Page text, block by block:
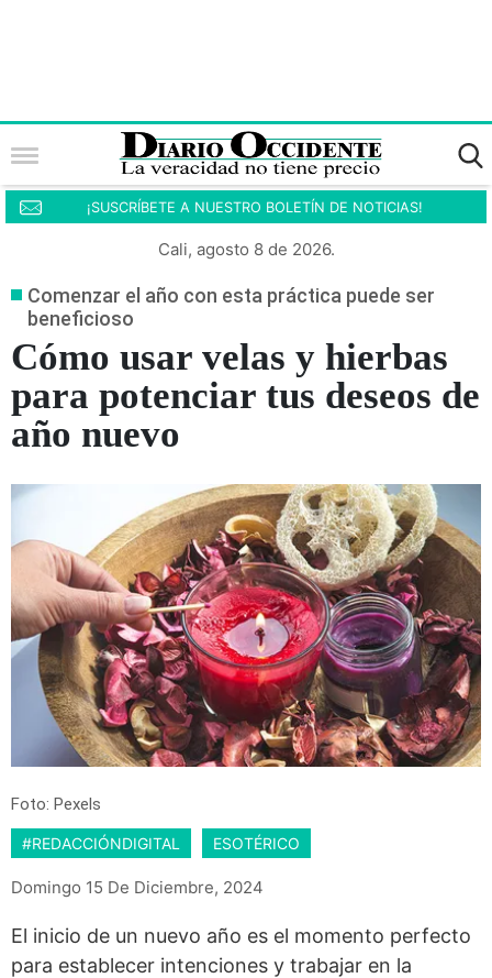
¡SUSCRÍBETE A NUESTRO BOLETÍN DE NOTICIAS!
Cali, agosto 8 de 2026.
Comenzar el año con esta práctica puede ser
beneficioso
Cómo usar velas y hierbas
para potenciar tus deseos de
año nuevo
Foto: Pexels
#REDACCIÓNDIGITAL ESOTÉRICO
Domingo 15 De Diciembre, 2024
El inicio de un nuevo año es el momento perfecto
para establecer intenciones y trabajar en la